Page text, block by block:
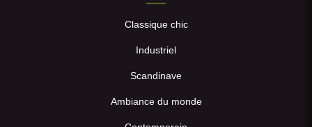
Classique chic
Industriel
Scandinave
Ambiance du monde